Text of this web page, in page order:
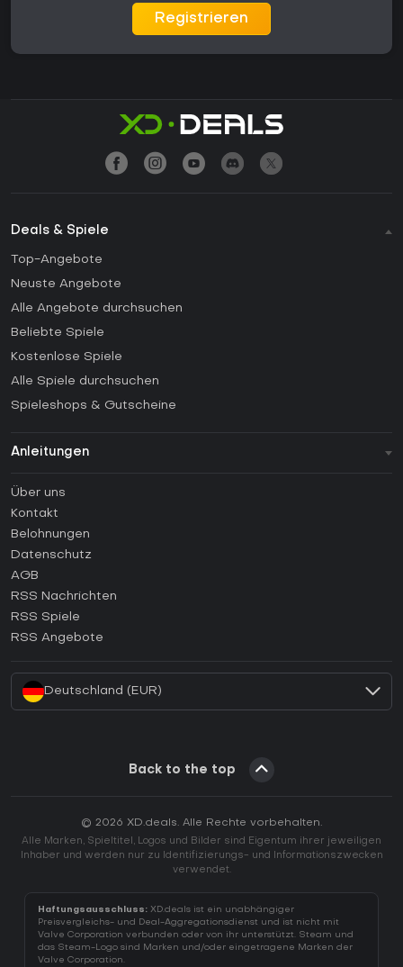
Registrieren
Deals & Spiele
Top-Angebote
Neuste Angebote
Alle Angebote durchsuchen
Beliebte Spiele
Kostenlose Spiele
Alle Spiele durchsuchen
Spieleshops & Gutscheine
Anleitungen
Anleitungen
Wie aktiviert man einen Steam CD Key?
Wie aktiviert man einen Epic Games CD Key?
Wie aktiviert man einen GOG CD Key?
Wie aktiviert man einen Ubisoft Connect CD Key?
Über uns
Kontakt
Belohnungen
Datenschutz
AGB
RSS Nachrichten
RSS Spiele
RSS Angebote
Deutschland (EUR)
Back to the top
© 2026 XD.deals. Alle Rechte vorbehalten.
Alle Marken, Spieltitel, Logos und Bilder sind Eigentum ihrer jeweiligen
Inhaber und werden nur zu Identifizierungs- und Informationszwecken
verwendet.
Haftungsausschluss: XD.deals ist ein unabhängiger
Preisvergleichs- und Deal-Aggregationsdienst und ist nicht mit
Valve Corporation verbunden oder von ihr unterstützt. Steam und
das Steam-Logo sind Marken und/oder eingetragene Marken der
Valve Corporation.